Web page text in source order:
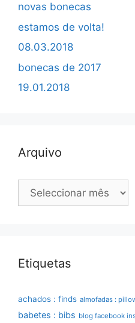
novas bonecas
estamos de volta!
08.03.2018
bonecas de 2017
19.01.2018
Arquivo
Arquivo
Etiquetas
achados : finds almofadas :
babetes : bibs blog facebook